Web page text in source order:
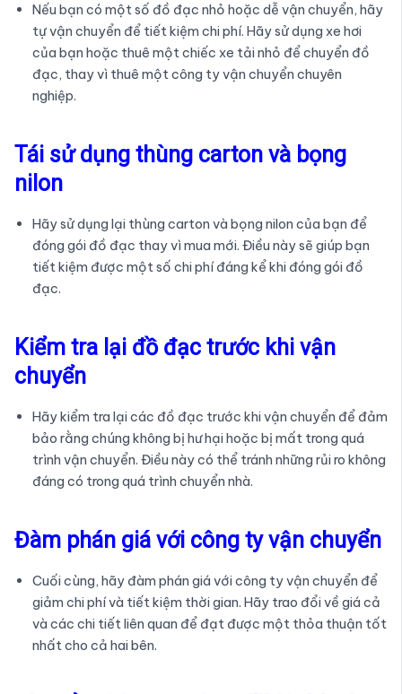
Nếu bạn có một số đồ đạc nhỏ hoặc dễ vận chuyển, hãy
tự vận chuyển để tiết kiệm chi phí. Hãy sử dụng xe hơi
của bạn hoặc thuê một chiếc xe tải nhỏ để chuyển đồ
đạc, thay vì thuê một công ty vận chuyển chuyên
nghiệp.
Tái sử dụng thùng carton và bọng
nilon
Hãy sử dụng lại thùng carton và bọng nilon của bạn để
đóng gói đồ đạc thay vì mua mới. Điều này sẽ giúp bạn
tiết kiệm được một số chi phí đáng kể khi đóng gói đồ
đạc.
Kiểm tra lại đồ đạc trước khi vận
chuyển
Hãy kiểm tra lại các đồ đạc trước khi vận chuyển để đảm
bảo rằng chúng không bị hư hại hoặc bị mất trong quá
trình vận chuyển. Điều này có thể tránh những rủi ro không
đáng có trong quá trình chuyển nhà.
Đàm phán giá với công ty vận chuyển
Cuối cùng, hãy đàm phán giá với công ty vận chuyển để
giảm chi phí và tiết kiệm thời gian. Hãy trao đổi về giá cả
và các chi tiết liên quan để đạt được một thỏa thuận tốt
nhất cho cả hai bên.